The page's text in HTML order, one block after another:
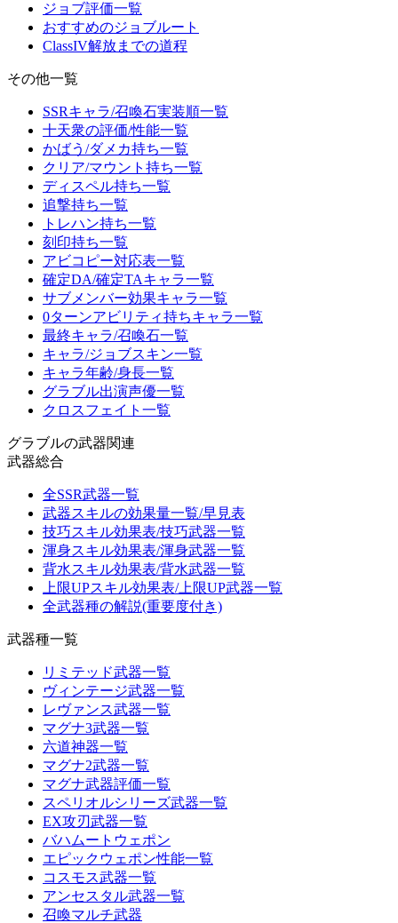
ジョブ評価一覧
おすすめのジョブルート
ClassIV解放までの道程
その他一覧
SSRキャラ/召喚石実装順一覧
十天衆の評価/性能一覧
かばう/ダメカ持ち一覧
クリア/マウント持ち一覧
ディスペル持ち一覧
追撃持ち一覧
トレハン持ち一覧
刻印持ち一覧
アビコピー対応表一覧
確定DA/確定TAキャラ一覧
サブメンバー効果キャラ一覧
0ターンアビリティ持ちキャラ一覧
最終キャラ/召喚石一覧
キャラ/ジョブスキン一覧
キャラ年齢/身長一覧
グラブル出演声優一覧
クロスフェイト一覧
グラブルの武器関連
武器総合
全SSR武器一覧
武器スキルの効果量一覧/早見表
技巧スキル効果表/技巧武器一覧
渾身スキル効果表/渾身武器一覧
背水スキル効果表/背水武器一覧
上限UPスキル効果表/上限UP武器一覧
全武器種の解説(重要度付き)
武器種一覧
リミテッド武器一覧
ヴィンテージ武器一覧
レヴァンス武器一覧
マグナ3武器一覧
六道神器一覧
マグナ2武器一覧
マグナ武器評価一覧
スペリオルシリーズ武器一覧
EX攻刃武器一覧
バハムートウェポン
エピックウェポン性能一覧
コスモス武器一覧
アンセスタル武器一覧
召喚マルチ武器